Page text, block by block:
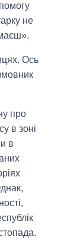
не
Ось
про
в зоні
в